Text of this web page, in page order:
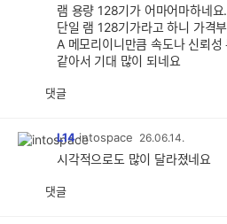
램 용량 128기가 어마어마하네
단일 램 128기가라고 하니 가격
A 메모리이니만큼 속도나 신뢰
같아서 기대 많이 되네요
댓글
L14 intospace 26.06.14.
시각적으로도 많이 달라졌네요
댓글